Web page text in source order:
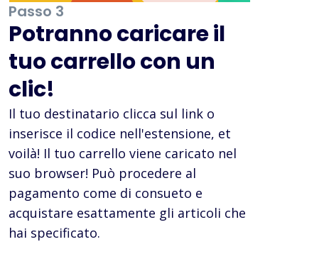
Passo 3
Potranno caricare il
tuo carrello con un
clic!
Il tuo destinatario clicca sul link o
inserisce il codice nell'estensione, et
voilà! Il tuo carrello viene caricato nel
suo browser! Può procedere al
pagamento come di consueto e
acquistare esattamente gli articoli che
hai specificato.